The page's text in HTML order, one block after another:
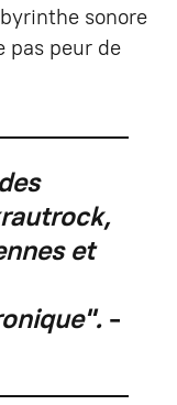
sonore
pas peur de
et
-